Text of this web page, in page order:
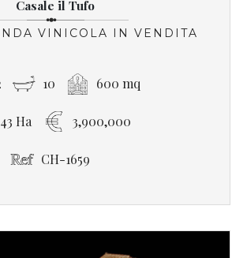
Casale il Tufo
VINICOLA IN VENDITA
10 600 mq
43 Ha 3,900,000
CH-1659